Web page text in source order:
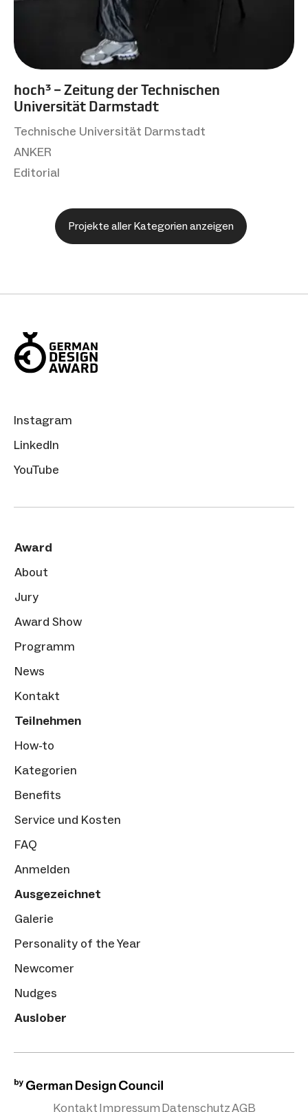
hoch³ – Zeitung der Technischen
Universität Darmstadt
Technische Universität Darmstadt
ANKER
Editorial
Projekte aller Kategorien anzeigen
Instagram
LinkedIn
YouTube
Award
About
Jury
Award Show
Programm
News
Kontakt
Teilnehmen
How-to
Kategorien
Benefits
Service und Kosten
FAQ
Anmelden
Ausgezeichnet
Galerie
Personality of the Year
Newcomer
Nudges
Auslober
KontaktImpressumDatenschutzAGB